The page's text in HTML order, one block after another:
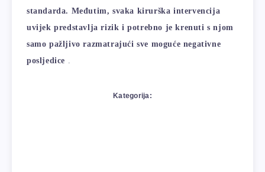
standarda. Međutim, svaka kirurška intervencija
uvijek predstavlja rizik i potrebno je krenuti s njom
samo pažljivo razmatrajući sve moguće negativne
posljedice
Kategorija: